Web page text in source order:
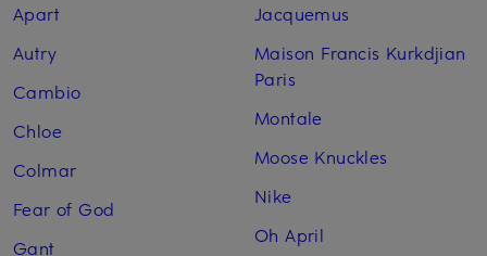
Apart
Autry
Cambio
Chloe
Colmar
Fear of God
Gant
Jacquemus
Maison Francis Kurkdjian
Paris
Montale
Moose Knuckles
Nike
Oh April